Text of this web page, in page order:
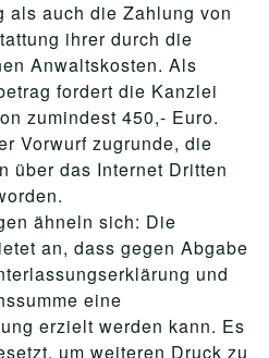
als auch die Zahlung von
ihrer durch die
Anwaltskosten. Als
fordert die Kanzlei
zumindest 450,- Euro.
Vorwurf zugrunde, die
über das Internet Dritten
ähneln sich: Die
an, dass gegen Abgabe
und
eine
erzielt werden kann. Es
um weiteren Druck zu